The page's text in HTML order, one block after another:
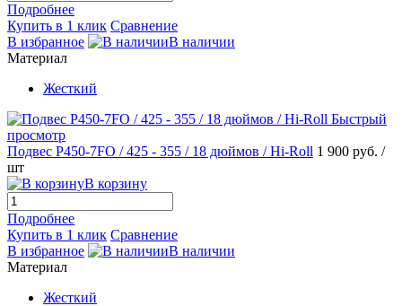
Подробнее
Купить в 1 клик Сравнение
В избранное
В наличии
Материал
Жесткий
Быстрый
просмотр
Подвес Р450-7FO / 425 - 355 / 18 дюймов / Hi-Roll 1 900 руб. /
шт
В корзину
Подробнее
Купить в 1 клик Сравнение
В избранное
В наличии
Материал
Жесткий